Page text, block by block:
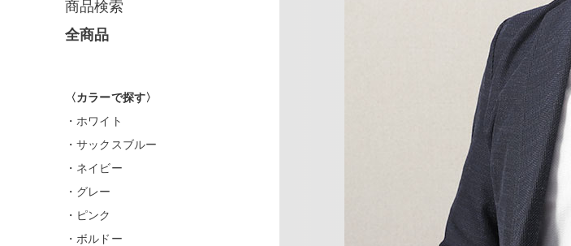
商品検索
全商品
〈カラーで探す〉
・ホワイト
・サックスブルー
・ネイビー
・グレー
・ピンク
・ボルドー